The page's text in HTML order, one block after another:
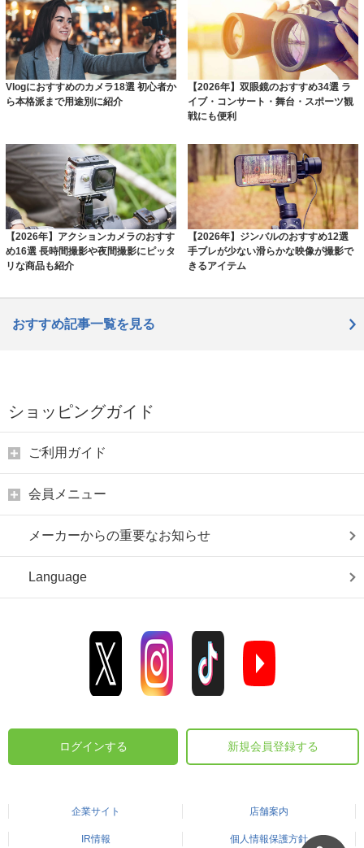
Vlogにおすすめのカメラ18選 初心者か
ら本格派まで用途別に紹介
【2026年】双眼鏡のおすすめ34選 ラ
イブ・コンサート・舞台・スポーツ観
戦にも便利
【2026年】アクションカメラのおすす
め16選 長時間撮影や夜間撮影にピッタ
リな商品も紹介
【2026年】ジンバルのおすすめ12選
手ブレが少ない滑らかな映像が撮影で
きるアイテム
おすすめ記事一覧を見る
ショッピングガイド
ご利用ガイド
会員メニュー
メーカーからの重要なお知らせ
Language
ログインする 新規会員登録する
企業サイト 店舗案内
IR情報 個人情報保護方針